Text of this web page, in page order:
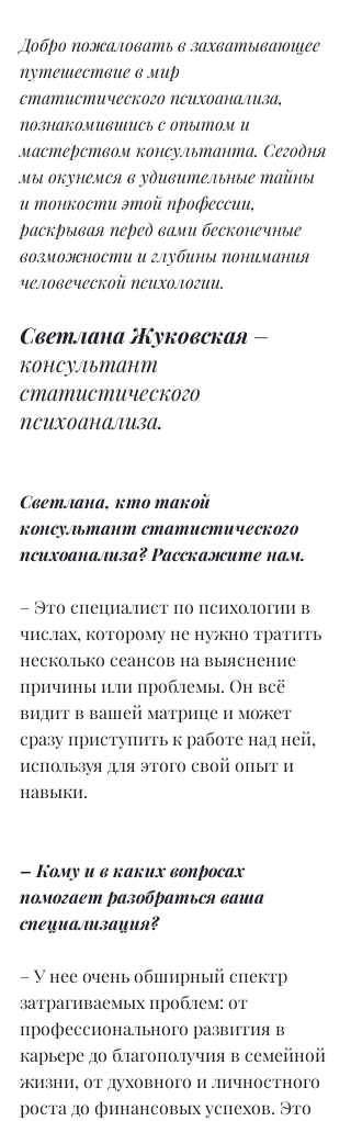
Добро пожаловать в захватывающее
путешествие в мир
статистического психоанализа,
познакомившись с опытом и
мастерством консультанта. Сегодня
мы окунемся в удивительные тайны
и тонкости этой профессии,
раскрывая перед вами бесконечные
возможности и глубины понимания
человеческой психологии.
Светлана Жуковская –
консультант
статистического
психоанализа.
Светлана, кто такой
консультант статистического
психоанализа? Расскажите нам.
– Это специалист по психологии в
числах, которому не нужно тратить
несколько сеансов на выяснение
причины или проблемы. Он всё
видит в вашей матрице и может
сразу приступить к работе над ней,
используя для этого свой опыт и
навыки.
– Кому и в каких вопросах
помогает разобраться ваша
специализация?
– У нее очень обширный спектр
затрагиваемых проблем: от
профессионального развития в
карьере до благополучия в семейной
жизни, от духовного и личностного
роста до финансовых успехов. Это